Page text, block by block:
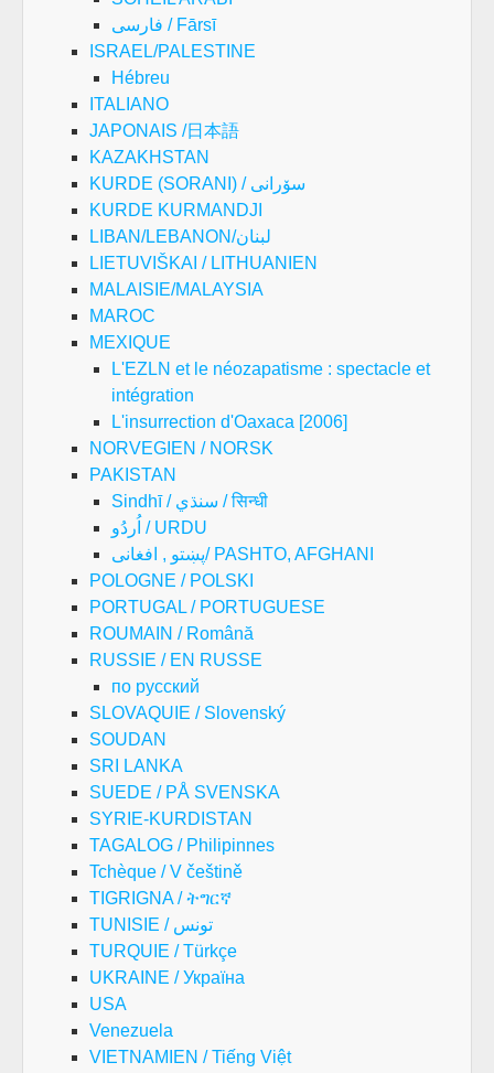
فارسی / Fārsī
ISRAEL/PALESTINE
Hébreu
ITALIANO
JAPONAIS /日本語
KAZAKHSTAN
KURDE (SORANI) / سۆرانی
KURDE KURMANDJI
LIBAN/LEBANON/لبنان
LIETUVIŠKAI / LITHUANIEN
MALAISIE/MALAYSIA
MAROC
MEXIQUE
L'EZLN et le néozapatisme : spectacle et
intégration
L'insurrection d'Oaxaca [2006]
NORVEGIEN / NORSK
PAKISTAN
Sindhī / سنڌي / सिन्धी
اُردُو / URDU
پښتو , افغانی/ PASHTO, AFGHANI
POLOGNE / POLSKI
PORTUGAL / PORTUGUESE
ROUMAIN / Română
RUSSIE / EN RUSSE
по русский
SLOVAQUIE / Slovenský
SOUDAN
SRI LANKA
SUEDE / PÅ SVENSKA
SYRIE-KURDISTAN
TAGALOG / Philipinnes
Tchèque / V češtině
TIGRIGNA / ትግርኛ
TUNISIE / تونس
TURQUIE / Türkçe
UKRAINE / Україна
USA
Venezuela
VIETNAMIEN / Tiếng Việt